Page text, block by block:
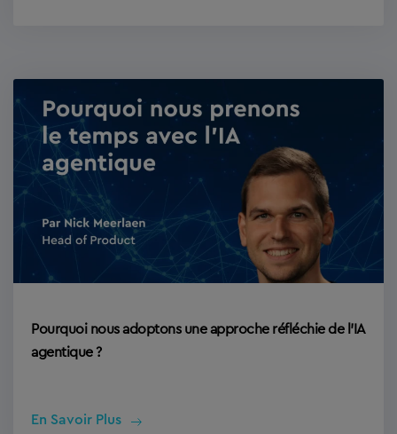
Pourquoi nous adoptons une approche réfléchie de l’IA
agentique ?
En Savoir Plus